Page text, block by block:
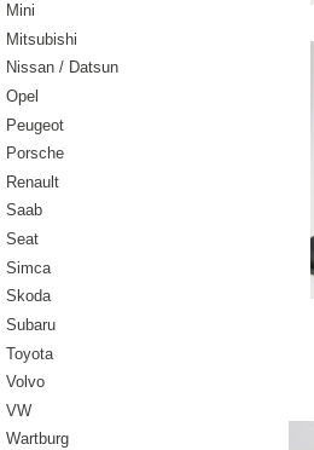
Mini
Mitsubishi
Nissan / Datsun
Opel
Peugeot
Porsche
Renault
Saab
Seat
Simca
Skoda
Subaru
Toyota
Volvo
VW
Wartburg